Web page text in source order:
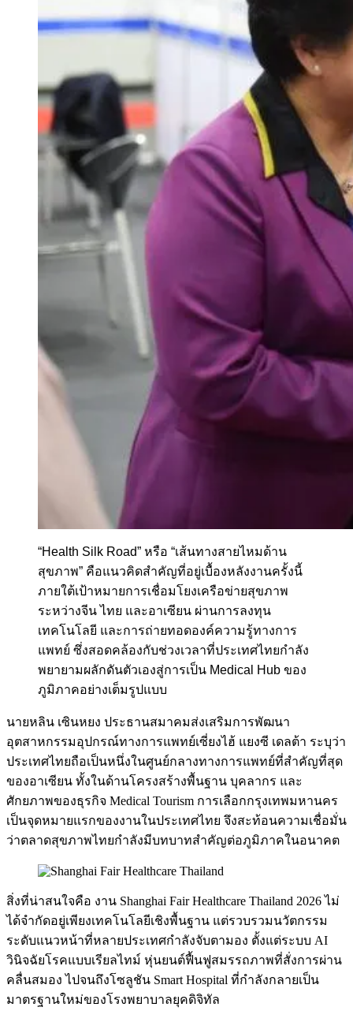
“Health Silk Road” หรือ “เส้นทางสายไหมด้าน
สุขภาพ” คือแนวคิดสำคัญที่อยู่เบื้องหลังงานครั้งนี้
ภายใต้เป้าหมายการเชื่อมโยงเครือข่ายสุขภาพ
ระหว่างจีน ไทย และอาเซียน ผ่านการลงทุน
เทคโนโลยี และการถ่ายทอดองค์ความรู้ทางการ
แพทย์ ซึ่งสอดคล้องกับช่วงเวลาที่ประเทศไทยกำลัง
พยายามผลักดันตัวเองสู่การเป็น Medical Hub ของ
ภูมิภาคอย่างเต็มรูปแบบ
นายหลิน เซินหยง ประธานสมาคมส่งเสริมการพัฒนา
อุตสาหกรรมอุปกรณ์ทางการแพทย์เซี่ยงไฮ้ แยงซี เดลต้า ระบุว่า
ประเทศไทยถือเป็นหนึ่งในศูนย์กลางทางการแพทย์ที่สำคัญที่สุด
ของอาเซียน ทั้งในด้านโครงสร้างพื้นฐาน บุคลากร และ
ศักยภาพของธุรกิจ Medical Tourism การเลือกกรุงเทพมหานคร
เป็นจุดหมายแรกของงานในประเทศไทย จึงสะท้อนความเชื่อมั่น
ว่าตลาดสุขภาพไทยกำลังมีบทบาทสำคัญต่อภูมิภาคในอนาคต
สิ่งที่น่าสนใจคือ งาน Shanghai Fair Healthcare Thailand 2026 ไม่
ได้จำกัดอยู่เพียงเทคโนโลยีเชิงพื้นฐาน แต่รวบรวมนวัตกรรม
ระดับแนวหน้าที่หลายประเทศกำลังจับตามอง ตั้งแต่ระบบ AI
วินิจฉัยโรคแบบเรียลไทม์ หุ่นยนต์ฟื้นฟูสมรรถภาพที่สั่งการผ่าน
คลื่นสมอง ไปจนถึงโซลูชัน Smart Hospital ที่กำลังกลายเป็น
มาตรฐานใหม่ของโรงพยาบาลยุคดิจิทัล